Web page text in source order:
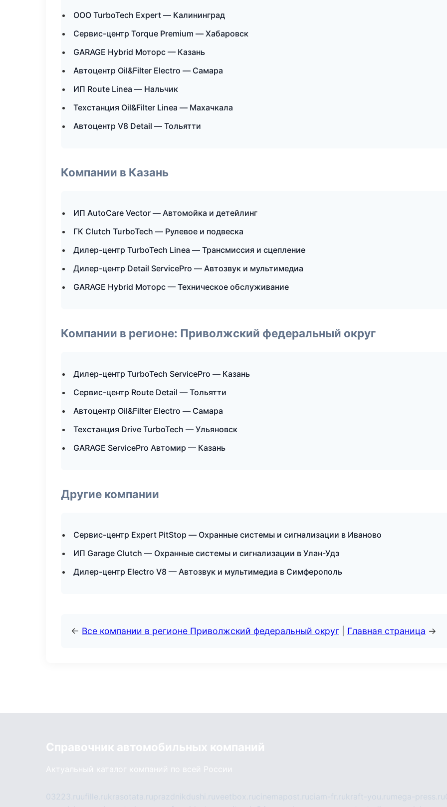
ООО TurboTech Expert — Калининград
Сервис-центр Torque Premium — Хабаровск
GARAGE Hybrid Моторс — Казань
Автоцентр Oil&Filter Electro — Самара
ИП Route Linea — Нальчик
Техстанция Oil&Filter Linea — Махачкала
Автоцентр V8 Detail — Тольятти
Компании в Казань
ИП AutoCare Vector — Автомойка и детейлинг
ГК Clutch TurboTech — Рулевое и подвеска
Дилер-центр TurboTech Linea — Трансмиссия и сцепление
Дилер-центр Detail ServicePro — Автозвук и мультимедиа
GARAGE Hybrid Моторс — Техническое обслуживание
Компании в регионе: Приволжский федеральный округ
Дилер-центр TurboTech ServicePro — Казань
Сервис-центр Route Detail — Тольятти
Автоцентр Oil&Filter Electro — Самара
Техстанция Drive TurboTech — Ульяновск
GARAGE ServicePro Автомир — Казань
Другие компании
Сервис-центр Expert PitStop — Охранные системы и сигнализации в Иваново
ИП Garage Clutch — Охранные системы и сигнализации в Улан-Удэ
Дилер-центр Electro V8 — Автозвук и мультимедиа в Симферополь
← Все компании в регионе Приволжский федеральный округ Главная страница →
Справочник автомобильных компаний
Актуальный каталог компаний по всей России
03223.ruufille.rukrasotata.ruprazdnikdushi.ruveetbox.rucinemapost.ruciam-fr.rukraft-you.ru mega-press.ru